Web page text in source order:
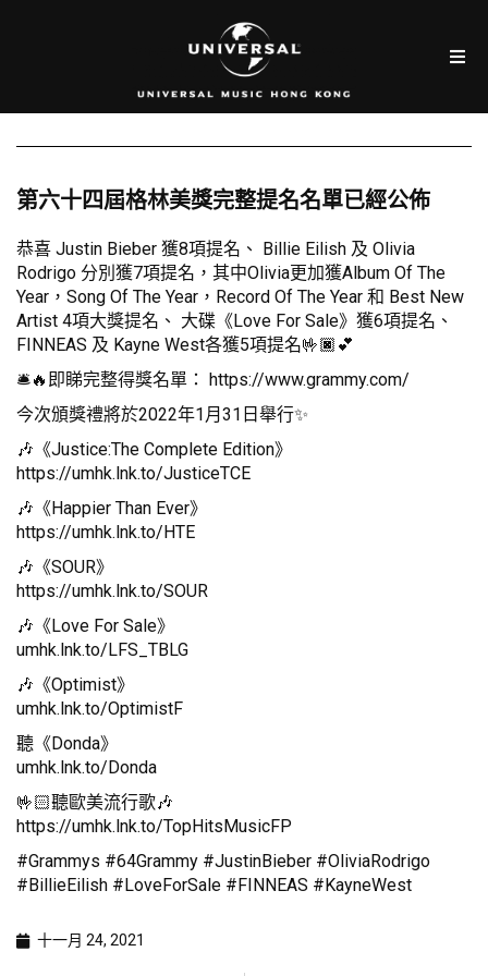
第六十四屆格林美獎完整提名名單已經公佈
恭喜 Justin Bieber 獲8項提名、 Billie Eilish 及 Olivia
Rodrigo 分別獲7項提名，其中Olivia更加獲Album Of The
Year，Song Of The Year，Record Of The Year 和 Best New
Artist 4項大獎提名、 大碟《Love For Sale》獲6項提名、
FINNEAS 及 Kayne West各獲5項提名🤟🏿💕
🛎️🔥即睇完整得獎名單： https://www.grammy.com/
今次頒獎禮將於2022年1月31日舉行✨
🎶《Justice:The Complete Edition》
https://umhk.lnk.to/JusticeTCE
🎶《Happier Than Ever》
https://umhk.lnk.to/HTE
🎶《SOUR》
https://umhk.lnk.to/SOUR
🎶《Love For Sale》
umhk.lnk.to/LFS_TBLG
🎶《Optimist》
umhk.lnk.to/OptimistF
聽《Donda》
umhk.lnk.to/Donda
🤟🏻聽歐美流行歌🎶
https://umhk.lnk.to/TopHitsMusicFP
#Grammys #64Grammy #JustinBieber #OliviaRodrigo
#BillieEilish #LoveForSale #FINNEAS #KayneWest
十一月 24, 2021